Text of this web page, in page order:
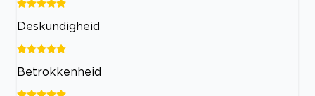
Deskundigheid
Betrokkenheid